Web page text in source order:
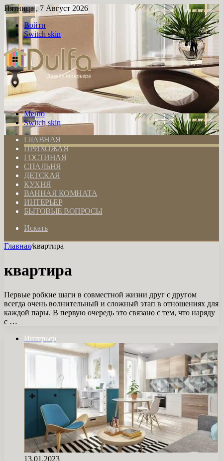
Пятница , 7 Август 2026
Войти
Switch skin
Меню
Switch skin
ГЛАВНАЯ
ПРИХОЖАЯ
ГОСТИНАЯ
СПАЛЬНЯ
ДЕТСКАЯ
КУХНЯ
ВАННАЯ КОМНАТА
ИНТЕРЬЕР
БЫТОВЫЕ ВОПРОСЫ
Искать
Главная/квартира
квартира
Первые робкие шаги в совместной жизни друг с другом
всегда очень волнительный и сложный этап в отношениях для
каждой пары. В первую очередь это связано с тем, что наряду
с …
Интерьер
13.01.2023